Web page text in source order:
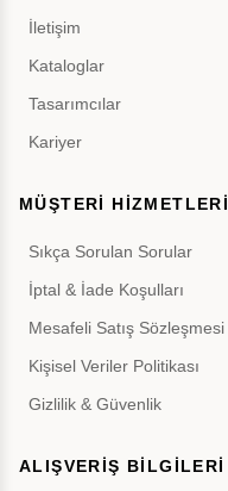
İletişim
Kataloglar
Tasarımcılar
Kariyer
MÜŞTERİ HİZMETLERİ
Sıkça Sorulan Sorular
İptal & İade Koşulları
Mesafeli Satış Sözleşmesi
Kişisel Veriler Politikası
Gizlilik & Güvenlik
ALIŞVERİŞ BİLGİLERİ